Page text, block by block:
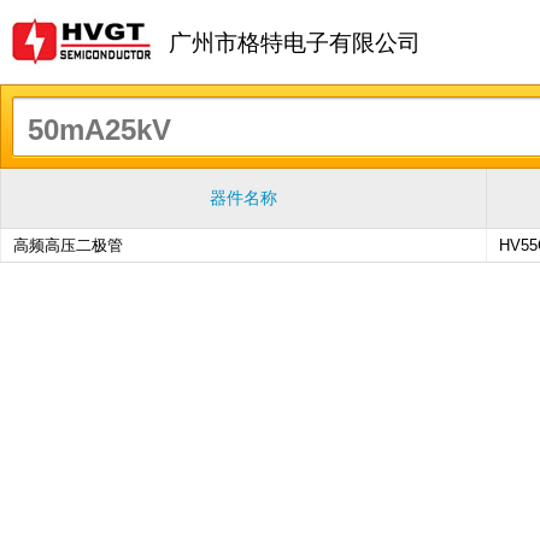
广州市格特电子有限公司
器件名称
高频高压二极管